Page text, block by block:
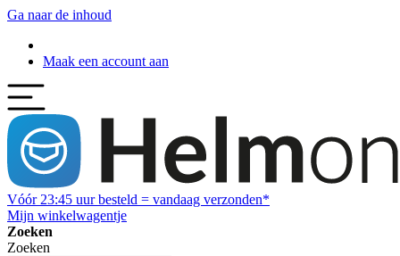
Ga naar de inhoud
Maak een account aan
Vóór 23:45 uur besteld = vandaag verzonden*
Mijn winkelwagentje
Zoeken
Zoeken